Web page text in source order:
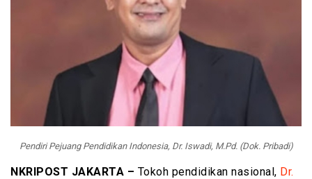
Pendiri Pejuang Pendidikan Indonesia, Dr. Iswadi, M.Pd. (Dok. Pribadi)
NKRIPOST JAKARTA – Tokoh pendidikan nasional, Dr.